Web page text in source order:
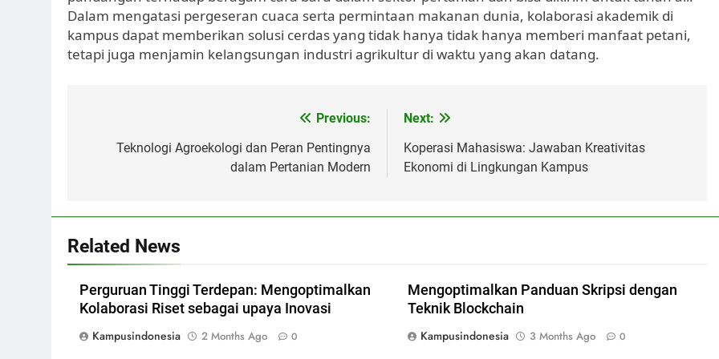
Dalam mengatasi pergeseran cuaca serta permintaan makanan dunia, kolaborasi akademik di
kampus dapat memberikan solusi cerdas yang tidak hanya tidak hanya memberi manfaat petani,
tetapi juga menjamin kelangsungan industri agrikultur di waktu yang akan datang.
navigation
Previous:
Teknologi Agroekologi dan Peran Pentingnya
dalam Pertanian Modern
Next:
Koperasi Mahasiswa: Jawaban Kreativitas
Ekonomi di Lingkungan Kampus
Related News
Perguruan Tinggi Terdepan: Mengoptimalkan
Kolaborasi Riset sebagai upaya Inovasi
Kampusindonesia
2 Months Ago 0
Mengoptimalkan Panduan Skripsi dengan
Teknik Blockchain
Kampusindonesia
3 Months Ago 0